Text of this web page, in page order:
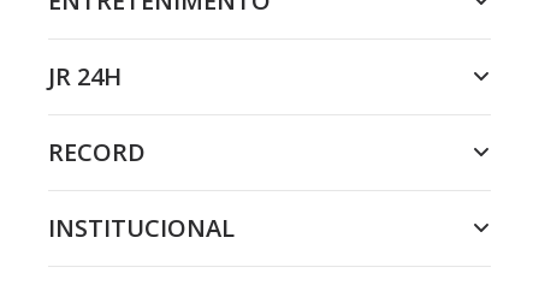
JR 24H
RECORD
INSTITUCIONAL